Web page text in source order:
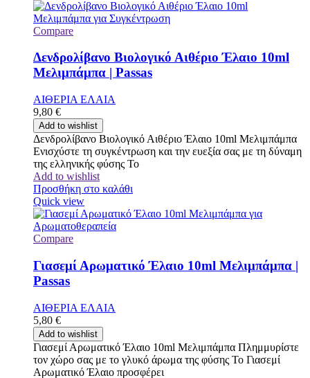
Compare
Δενδρολίβανο Βιολογικό Αιθέριο Έλαιο 10ml
Μελιμπάμπα | Passas
ΑΙΘΕΡΙΑ ΕΛΑΙΑ
9,80 €
Add to wishlist
Δενδρολίβανο Βιολογικό Αιθέριο Έλαιο 10ml Μελιμπάμπα
Ενισχύστε τη συγκέντρωση και την ευεξία σας με τη δύναμη
της ελληνικής φύσης Το
Add to wishlist
Προσθήκη στο καλάθι
Quick view
Compare
Γιασεμί Αρωματικό Έλαιο 10ml Μελιμπάμπα |
Passas
ΑΙΘΕΡΙΑ ΕΛΑΙΑ
5,80 €
Add to wishlist
Γιασεμί Αρωματικό Έλαιο 10ml Μελιμπάμπα Πλημμυρίστε
τον χώρο σας με το γλυκό άρωμα της φύσης Το Γιασεμί
Αρωματικό Έλαιο προσφέρει